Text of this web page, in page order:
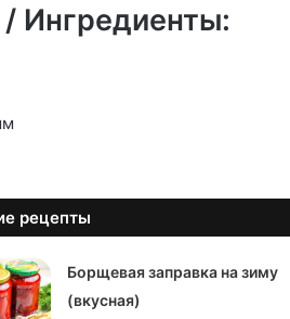
Ингредиенты:
рецепты
Борщевая заправка на зиму
(вкусная)